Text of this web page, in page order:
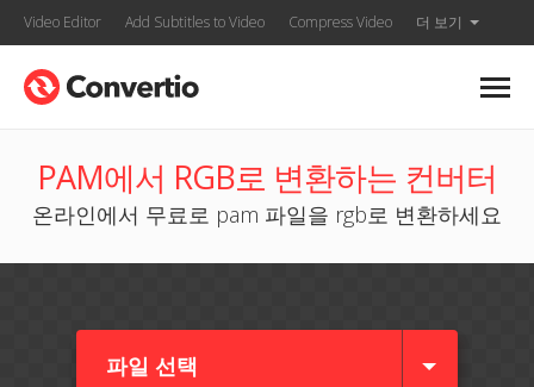
Video Editor Add Subtitles to Video Compress Video 더 보기
PAM에서 RGB로 변환하는 컨버터
온라인에서 무료로 pam 파일을 rgb로 변환하세요
파일 선택